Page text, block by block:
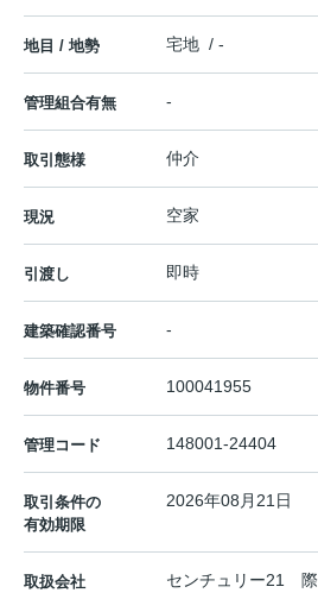
地目 / 地勢 宅地 / -
管理組合有無 -
取引態様 仲介
現況 空家
引渡し 即時
建築確認番号 -
物件番号 100041955
管理コード 148001-24404
取引条件の
有効期限
2026年08月21日
取扱会社
センチュリー21 際